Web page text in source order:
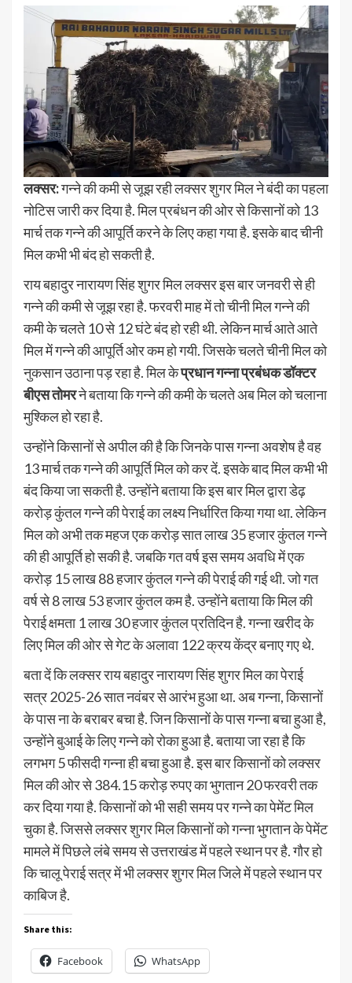
लक्सर:गन्ने की कमी से जूझ रही लक्सर शुगर मिल ने बंदी का पहला
नोटिस जारी कर दिया है. मिल प्रबंधन की ओर से किसानों को 13
मार्च तक गन्ने की आपूर्ति करने के लिए कहा गया है. इसके बाद चीनी
मिल कभी भी बंद हो सकती है.
राय बहादुर नारायण सिंह शुगर मिल लक्सर इस बार जनवरी से ही
गन्ने की कमी से जूझ रहा है. फरवरी माह में तो चीनी मिल गन्ने की
कमी के चलते 10 से 12 घंटे बंद हो रही थी. लेकिन मार्च आते आते
मिल में गन्ने की आपूर्ति ओर कम हो गयी. जिसके चलते चीनी मिल को
नुकसान उठाना पड़ रहा है. मिल केप्रधान गन्ना प्रबंधक डॉक्टर
बीएस तोमरने बताया कि गन्ने की कमी के चलते अब मिल को चलाना
मुश्किल हो रहा है.
उन्होंने किसानों से अपील की है कि जिनके पास गन्ना अवशेष है वह
13 मार्च तक गन्ने की आपूर्ति मिल को कर दें. इसके बाद मिल कभी भी
बंद किया जा सकती है. उन्होंने बताया कि इस बार मिल द्वारा डेढ़
करोड़ कुंतल गन्ने की पेराई का लक्ष्य निर्धारित किया गया था. लेकिन
मिल को अभी तक महज एक करोड़ सात लाख 35 हजार कुंतल गन्ने
की ही आपूर्ति हो सकी है. जबकि गत वर्ष इस समय अवधि में एक
करोड़ 15 लाख 88 हजार कुंतल गन्ने की पेराई की गई थी. जो गत
वर्ष से 8 लाख 53 हजार कुंतल कम है. उन्होंने बताया कि मिल की
पेराई क्षमता 1 लाख 30 हजार कुंतल प्रतिदिन है. गन्ना खरीद के
लिए मिल की ओर से गेट के अलावा 122 क्रय केंद्र बनाए गए थे.
बता दें कि लक्सर राय बहादुर नारायण सिंह शुगर मिल का पेराई
सत्र 2025-26 सात नवंबर से आरंभ हुआ था. अब गन्ना, किसानों
के पास ना के बराबर बचा है. जिन किसानों के पास गन्ना बचा हुआ है,
उन्होंने बुआई के लिए गन्ने को रोका हुआ है. बताया जा रहा है कि
लगभग 5 फीसदी गन्ना ही बचा हुआ है. इस बार किसानों को लक्सर
मिल की ओर से 384.15 करोड़ रुपए का भुगतान 20 फरवरी तक
कर दिया गया है. किसानों को भी सही समय पर गन्ने का पेमेंट मिल
चुका है. जिससे लक्सर शुगर मिल किसानों को गन्ना भुगतान के पेमेंट
मामले में पिछले लंबे समय से उत्तराखंड में पहले स्थान पर है. गौर हो
कि चालू पेराई सत्र में भी लक्सर शुगर मिल जिले में पहले स्थान पर
काबिज है.
Share this:
Facebook WhatsApp